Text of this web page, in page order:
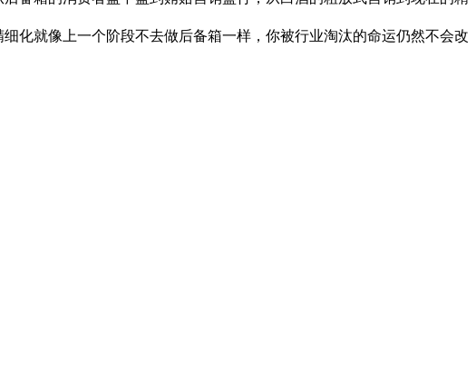
就像上一个阶段不去做后备箱一样，你被行业淘汰的命运仍然不会改